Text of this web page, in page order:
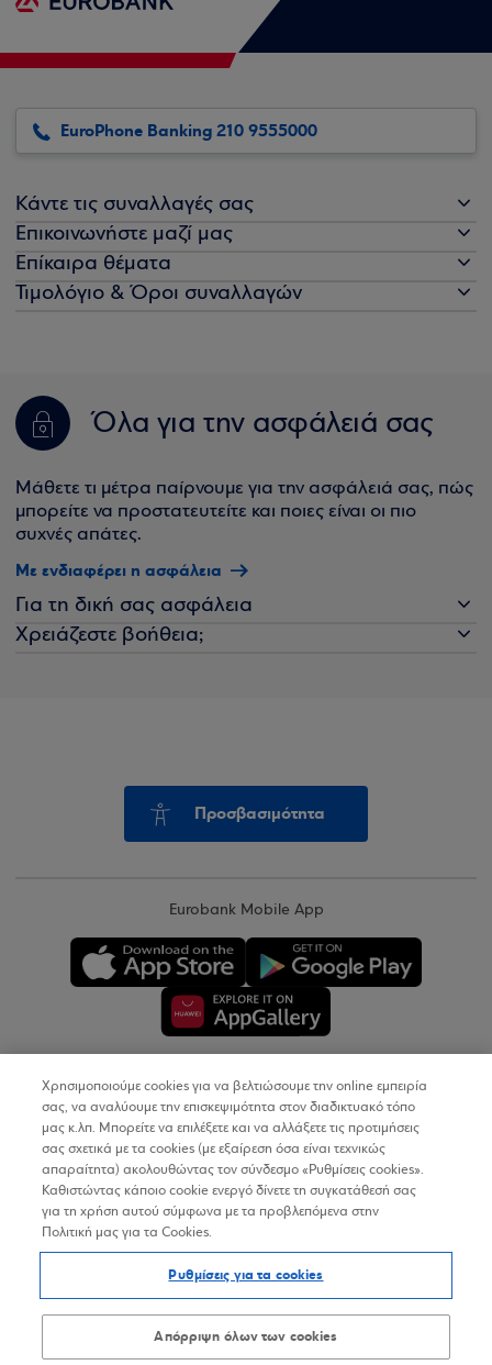
EuroPhone Banking 210 9555000
Κάντε τις συναλλαγές σας
Επικοινωνήστε μαζί μας
Επίκαιρα θέματα
Τιμολόγιο & Όροι συναλλαγών
Όλα για την ασφάλειά σας
Μάθετε τι μέτρα παίρνουμε για την ασφάλειά σας, πώς
μπορείτε να προστατευτείτε και ποιες είναι οι πιο
συχνές απάτες.
Με ενδιαφέρει η ασφάλεια
Για τη δική σας ασφάλεια
Χρειάζεστε βοήθεια;
Προσβασιμότητα
Eurobank Mobile App
Copyright © 2026
Όροι Χρήσης
Προσωπικά Δεδομένα στον Διαδικτυακό Τόπο
Δήλωση Προσβασιμότητας
Sitemap
Χρησιμοποιούμε cookies για να βελτιώσουμε την online εμπειρία
σας, να αναλύουμε την επισκεψιμότητα στον διαδικτυακό τόπο
μας κ.λπ. Μπορείτε να επιλέξετε και να αλλάξετε τις προτιμήσεις
σας σχετικά με τα cookies (με εξαίρεση όσα είναι τεχνικώς
απαραίτητα) ακολουθώντας τον σύνδεσμο «Ρυθμίσεις cookies».
Καθιστώντας κάποιο cookie ενεργό δίνετε τη συγκατάθεσή σας
για τη χρήση αυτού σύμφωνα με τα προβλεπόμενα στην
Πολιτική μας για τα Cookies.
Ρυθμίσεις για τα cookies
Απόρριψη όλων των cookies